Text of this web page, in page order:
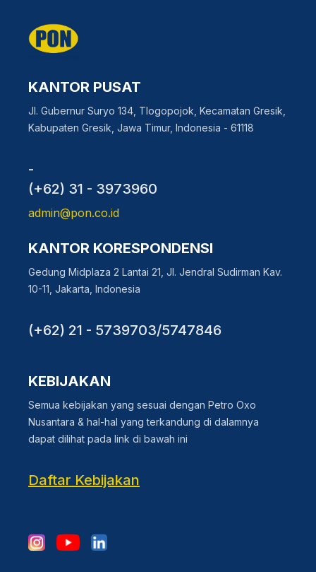
KANTOR PUSAT
Jl. Gubernur Suryo 134, Tlogopojok, Kecamatan Gresik,
Kabupaten Gresik, Jawa Timur, Indonesia - 61118
-
(+62) 31 - 3973960
admin@pon.co.id
KANTOR KORESPONDENSI
Gedung Midplaza 2 Lantai 21, Jl. Jendral Sudirman Kav.
10-11, Jakarta, Indonesia
(+62) 21 - 5739703/5747846
KEBIJAKAN
Semua kebijakan yang sesuai dengan Petro Oxo
Nusantara & hal-hal yang terkandung di dalamnya
dapat dilihat pada link di bawah ini
Daftar Kebijakan